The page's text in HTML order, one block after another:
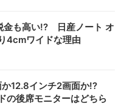
金も高い!? 日産ノート オ
4cmワイドな理由
か12.8インチ2画面か!?
の後席モニターはどちら